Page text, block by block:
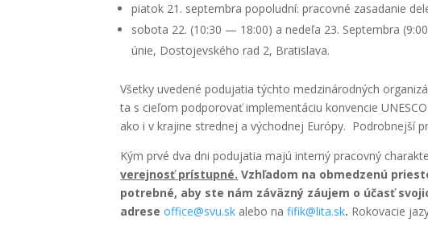
pia­tok 21. sep­tem­bra popo­lud­ní: pra­cov­né zasa­da­nie
sobo­ta 22. (10:30 — 18:00) a nede­ľa 23. Sep­tem­bra
únie, Dosto­jev­ské­ho rad 2, Bra­ti­sla­va.
Všet­ky uve­de­né podu­ja­tia tých­to medzi­ná­rod­ných
ta s cie­ľom pod­po­ro­vať imple­men­tá­ciu kon­ven­cie
ako i v kra­ji­ne stred­nej a východ­nej Euró­py. Pod­rob­nej­ší
Kým prvé dva dni podu­ja­tia majú inter­ný pra­cov­ný
verej­nosť prí­stup­né. Vzhľa­dom na obme­dze­nú
potreb­né, aby ste nám záväz­ný záu­jem o účasť
adre­se office@svu.sk ale­bo nafifik@lita.sk. Roko­va­cie